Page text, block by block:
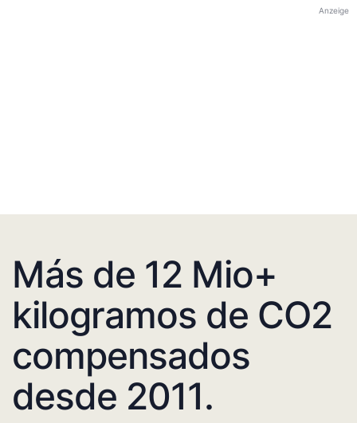
Anzeige
Más de 12 Mio+
kilogramos de CO2
compensados
desde 2011.